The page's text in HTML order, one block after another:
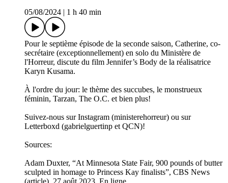
05/08/2024
1 h 40 min
Pour le septième épisode de la seconde saison, Catherine, co-
secrétaire (exceptionnellement) en solo du Ministère de
l'Horreur, discute du film Jennifer’s Body de la réalisatrice
Karyn Kusama.
À l'ordre du jour: le thème des succubes, le monstrueux
féminin, Tarzan, The O.C. et bien plus!
Suivez-nous sur Instagram (ministerehorreur) ou sur
Letterboxd (gabrielguertinp et QCN)!
Sources:
Adam Duxter, “At Minnesota State Fair, 900 pounds of butter
sculpted in homage to Princess Kay finalists”, CBS News